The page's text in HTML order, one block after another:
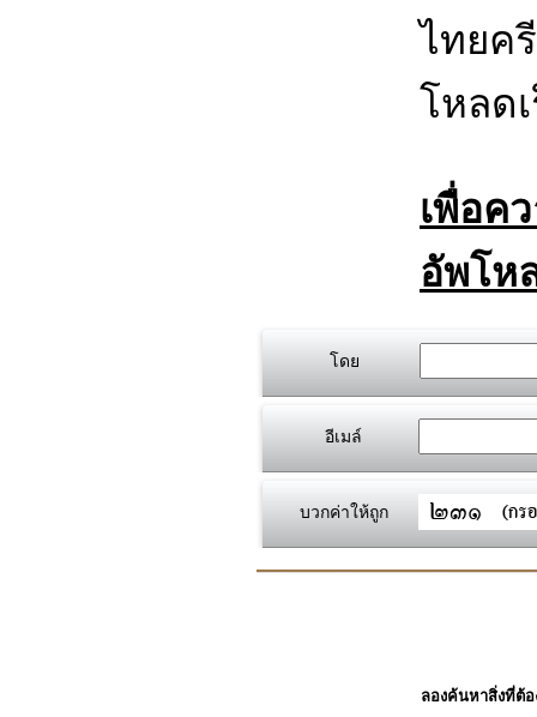
ไทยค
โหลด
เพื่อค
อัพโห
โดย
อีเมล์
บวกค่าให้ถูก
ลองค้นหาสิ่งที่ต้อ